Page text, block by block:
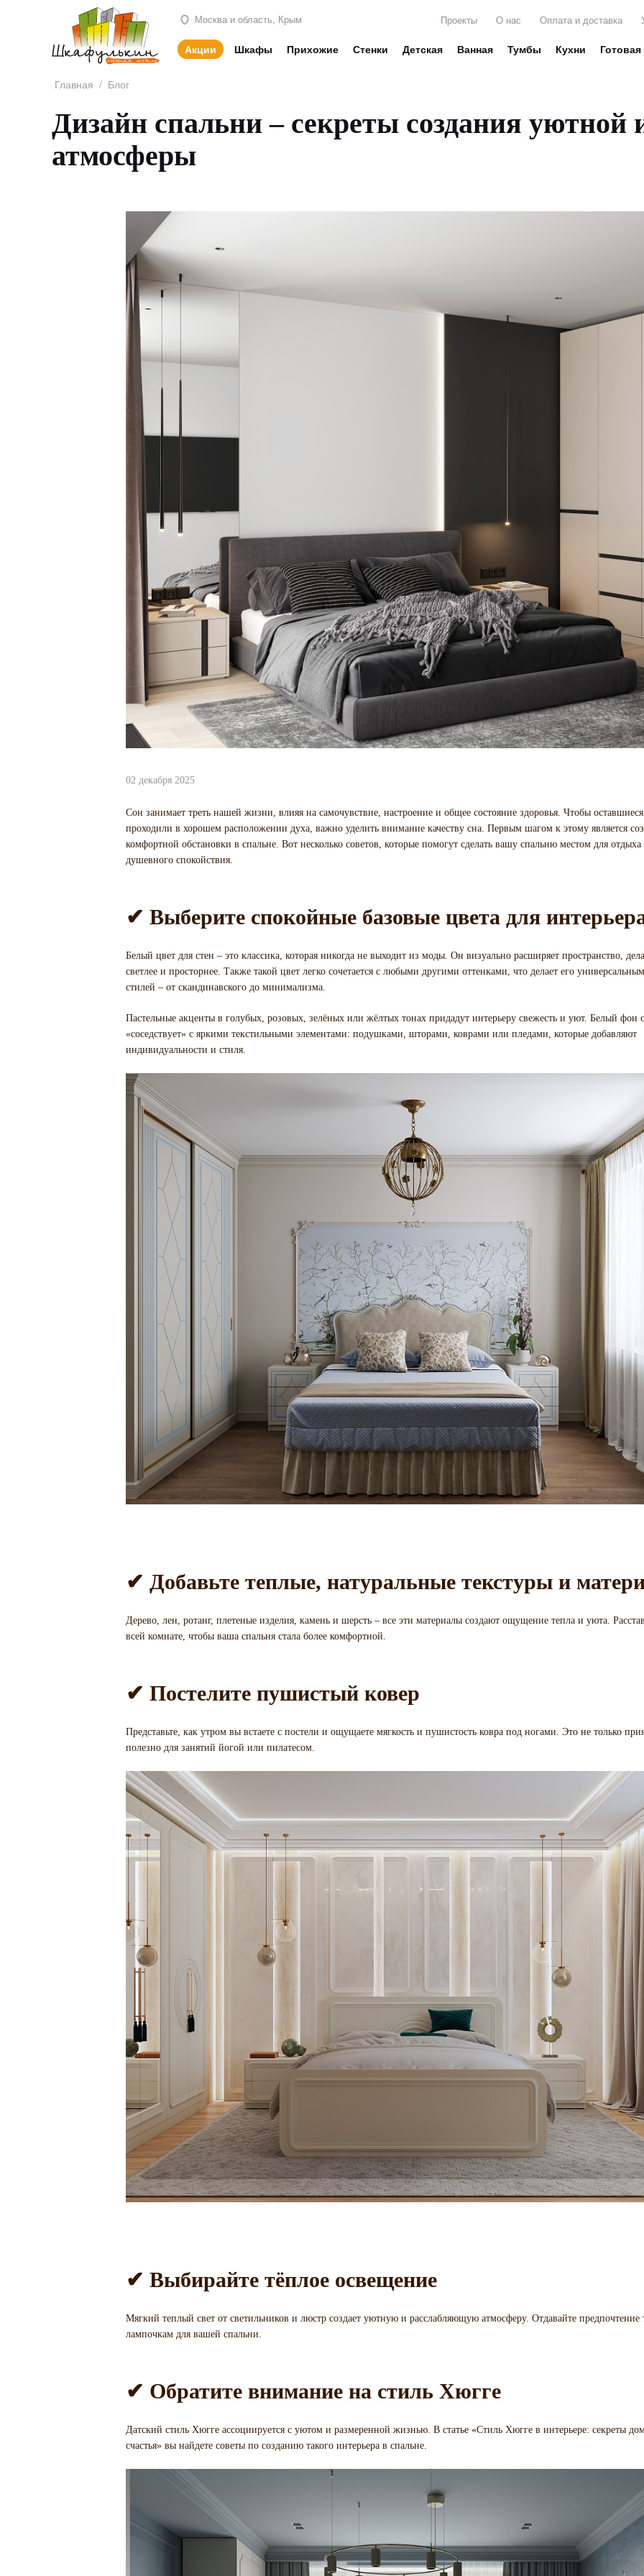
Москва и область, Крым Проекты О нас Оплата и доставка
Акции Шкафы Прихожие Стенки Детская Ванная Тумбы Кухни
Главная / Блог
Дизайн спальни – секреты создания
атмосферы
02 декабря 2025
Сон занимает треть нашей жизни, влияя на самочувствие, настроение и общее состояние здоровья. Чтобы оставшиеся
проходили в хорошем расположении духа, важно уделить внимание качеству сна. Первым шагом к этому является
комфортной обстановки в спальне. Вот несколько советов, которые помогут сделать вашу спальню местом для отдыха
душевного спокойствия.
✔ Выберите спокойные базовые цвета для
Белый цвет для стен – это классика, которая никогда не выходит из моды. Он визуально расширяет пространство,
светлее и просторнее. Также такой цвет легко сочетается с любыми другими оттенками, что делает его
стилей – от скандинавского до минимализма.
Пастельные акценты в голубых, розовых, зелёных или жёлтых тонах придадут интерьеру свежесть и уют. Белый фон
«соседствует» с яркими текстильными элементами: подушками, шторами, коврами или пледами, которые добавляют
индивидуальности и стиля.
✔ Добавьте теплые, натуральные текстуры и
Дерево, лен, ротанг, плетеные изделия, камень и шерсть – все эти материалы создают ощущение тепла и уюта.
всей комнате, чтобы ваша спальня стала более комфортной.
✔ Постелите пушистый ковер
Представьте, как утром вы встаете с постели и ощущаете мягкость и пушистость ковра под ногами. Это не только
полезно для занятий йогой или пилатесом.
✔ Выбирайте тёплое освещение
Мягкий теплый свет от светильников и люстр создает уютную и расслабляющую атмосферу. Отдавайте предпочтение
лампочкам для вашей спальни.
✔ Обратите внимание на стиль Хюгге
Датский стиль Хюгге ассоциируется с уютом и размеренной жизнью. В статье «Стиль Хюгге в интерьере: секреты
счастья» вы найдете советы по созданию такого интерьера в спальне.